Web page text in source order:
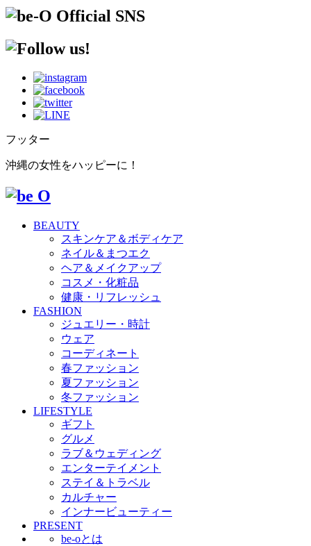
フッター
沖縄の女性をハッピーに！
BEAUTY
スキンケア＆ボディケア
ネイル＆まつエク
ヘア＆メイクアップ
コスメ・化粧品
健康・リフレッシュ
FASHION
ジュエリー・時計
ウェア
コーディネート
春ファッション
夏ファッション
冬ファッション
LIFESTYLE
ギフト
グルメ
ラブ＆ウェディング
エンターテイメント
ステイ＆トラベル
カルチャー
インナービューティー
PRESENT
be-oとは